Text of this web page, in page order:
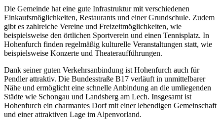
Die Gemeinde hat eine gute Infrastruktur mit verschiedenen
Einkaufsmöglichkeiten, Restaurants und einer Grundschule. Zudem
gibt es zahlreiche Vereine und Freizeitmöglichkeiten, wie
beispielsweise den örtlichen Sportverein und einen Tennisplatz. In
Hohenfurch finden regelmäßig kulturelle Veranstaltungen statt, wie
beispielsweise Konzerte und Theateraufführungen.
Dank seiner guten Verkehrsanbindung ist Hohenfurch auch für
Pendler attraktiv. Die Bundesstraße B17 verläuft in unmittelbarer
Nähe und ermöglicht eine schnelle Anbindung an die umliegenden
Städte wie Schongau und Landsberg am Lech. Insgesamt ist
Hohenfurch ein charmantes Dorf mit einer lebendigen Gemeinschaft
und einer attraktiven Lage im Alpenvorland.